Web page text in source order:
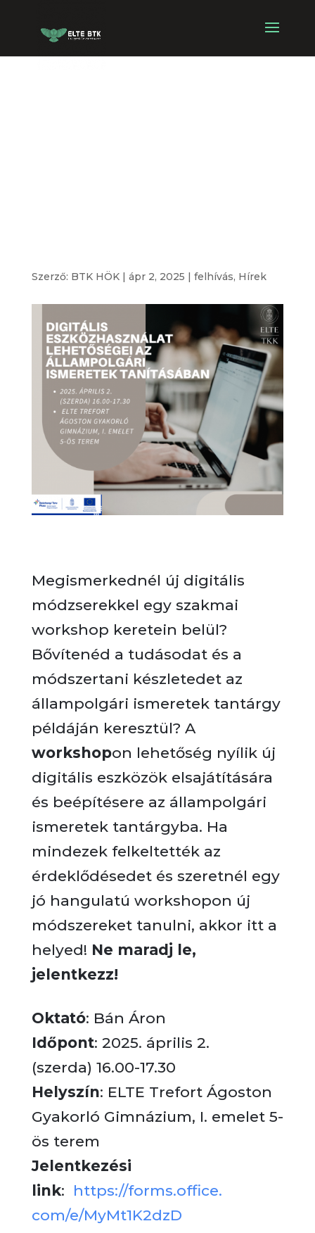
Szerző: BTK HÖK| ápr 2, 2025 | felhívás, Hírek
Megismerkednél új digitális
módzserekkel egy szakmai
workshop keretein belül?
Bővítenéd a tudásodat és a
módszertani készletedet az
állampolgári ismeretek tantárgy
példáján keresztül? A
workshopon lehetőség nyílik új
digitális eszközök elsajátítására
és beépítésere az állampolgári
ismeretek tantárgyba. Ha
mindezek felkeltették az
érdeklődésedet és szeretnél egy
jó hangulatú workshopon új
módszereket tanulni, akkor itt a
helyed! Ne maradj le,
jelentkezz!
Oktató: Bán Áron
Időpont: 2025. április 2.
(szerda) 16.00-17.30
Helyszín: ELTE Trefort Ágoston
Gyakorló Gimnázium, I. emelet 5-
ös terem
Jelentkezési
link: https://forms.office.
com/e/MyMt1K2dzD